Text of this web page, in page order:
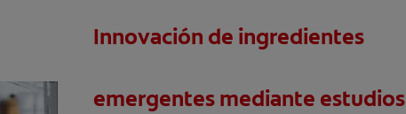
Innovación de ingredientes
emergentes mediante estudios